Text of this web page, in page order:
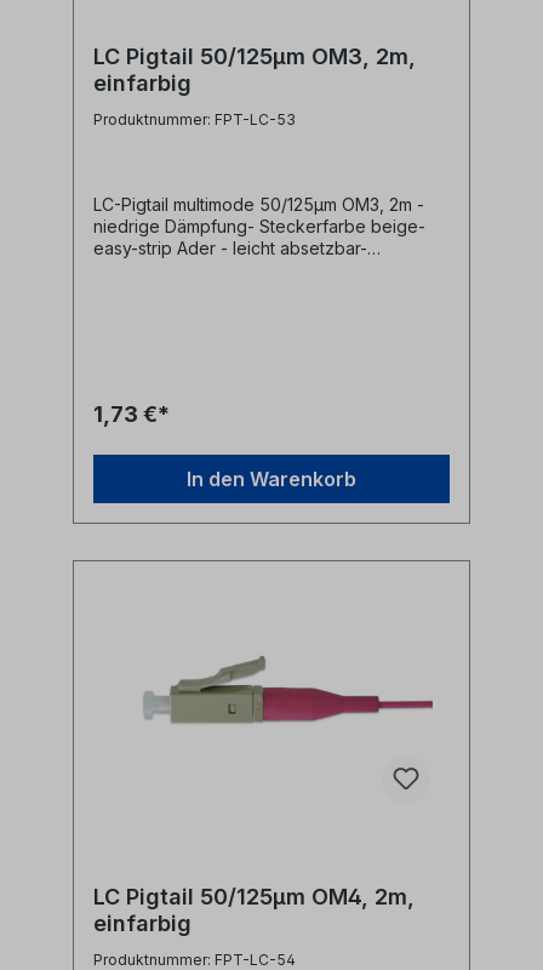
LC Pigtail 50/125µm OM3, 2m,
einfarbig
Produktnummer: FPT-LC-53
LC-Pigtail multimode 50/125µm OM3, 2m -
niedrige Dämpfung- Steckerfarbe beige-
easy-strip Ader - leicht absetzbar-
1,73 €*
In den Warenkorb
LC Pigtail 50/125µm OM4, 2m,
einfarbig
Produktnummer: FPT-LC-54